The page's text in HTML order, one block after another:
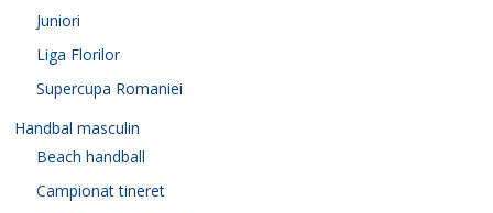
Juniori
Liga Florilor
Supercupa Romaniei
Handbal masculin
Beach handball
Campionat tineret